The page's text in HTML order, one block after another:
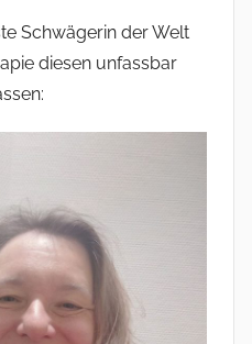
Schwägerin der Welt
diesen unfassbar